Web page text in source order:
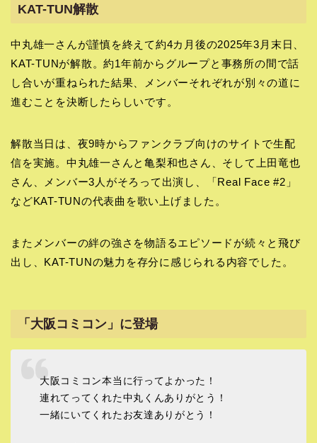
KAT-TUN解散
中丸雄一さんが謹慎を終えて約4カ月後の2025年3月末日、
KAT-TUNが解散。約1年前からグループと事務所の間で話
し合いが重ねられた結果、メンバーそれぞれが別々の道に
進むことを決断したらしいです。
解散当日は、夜9時からファンクラブ向けのサイトで生配
信を実施。中丸雄一さんと亀梨和也さん、そして上田竜也
さん、メンバー3人がそろって出演し、「Real Face #2」
などKAT-TUNの代表曲を歌い上げました。
またメンバーの絆の強さを物語るエピソードが続々と飛び
出し、KAT-TUNの魅力を存分に感じられる内容でした。
「大阪コミコン」に登場
大阪コミコン本当に行ってよかった！
連れてってくれた中丸くんありがとう！
一緒にいてくれたお友達ありがとう！